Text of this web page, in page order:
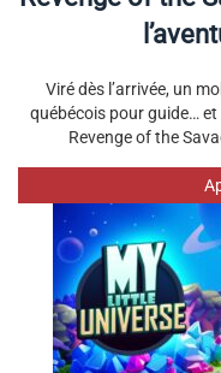
Viré dès l’arrivée, un
québécois pour guide… et
Revenge of the